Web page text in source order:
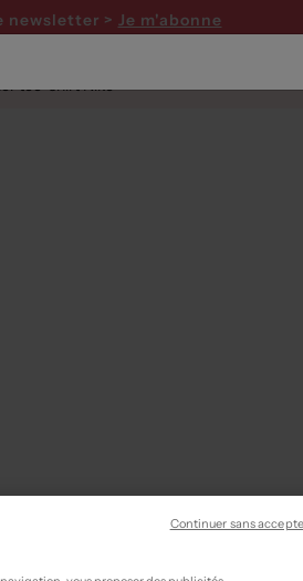
newsletter > Je m'abonne
Continuer sans